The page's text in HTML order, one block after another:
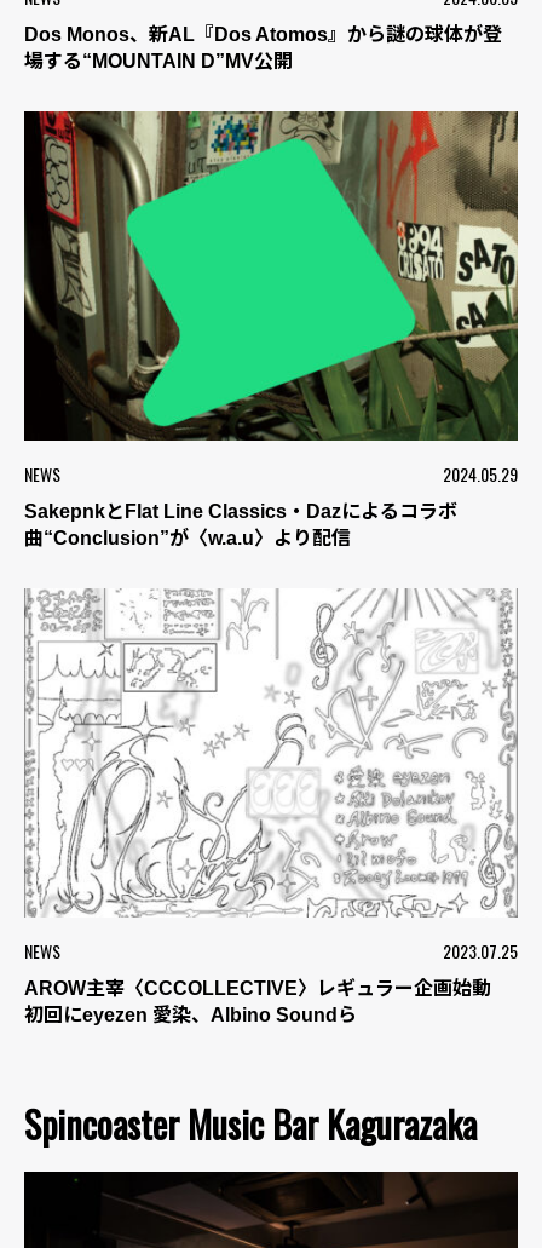
Dos Monos、新AL『Dos Atomos』から謎の球体が登
場する“MOUNTAIN D”MV公開
NEWS 2024.05.29
SakepnkとFlat Line Classics・Dazによるコラボ
曲“Conclusion”が〈w.a.u〉より配信
NEWS 2023.07.25
AROW主宰〈CCCOLLECTIVE〉レギュラー企画始動
初回にeyezen 愛染、Albino Soundら
Spincoaster Music Bar Kagurazaka